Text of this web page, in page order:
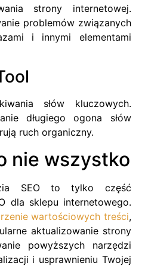
strony internetowej.
problemów związanych
i innymi elementami
słów kluczowych.
długiego ogona słów
ruch organiczny.
nie wszystko
SEO to tylko część
dla sklepu internetowego.
wartościowych treści,
aktualizowanie strony
powyższych narzędzi
i usprawnieniu Twojej